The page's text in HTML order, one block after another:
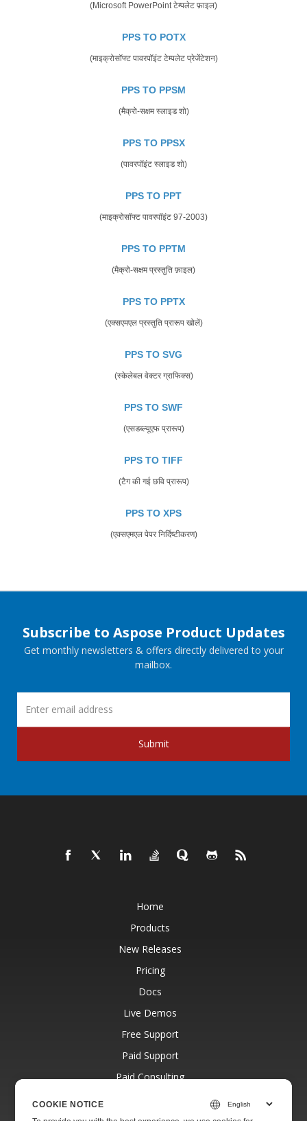
(Microsoft PowerPoint टेम्पलेट फ़ाइल)
PPS TO POTX
(माइक्रोसॉफ्ट पावरपॉइंट टेम्पलेट प्रेजेंटेशन)
PPS TO PPSM
(मैक्रो-सक्षम स्लाइड शो)
PPS TO PPSX
(पावरपॉइंट स्लाइड शो)
PPS TO PPT
(माइक्रोसॉफ्ट पावरपॉइंट 97-2003)
PPS TO PPTM
(मैक्रो-सक्षम प्रस्तुति फ़ाइल)
PPS TO PPTX
(एक्सएमएल प्रस्तुति प्रारूप खोलें)
PPS TO SVG
(स्केलेबल वेक्टर ग्राफिक्स)
PPS TO SWF
(एसडब्ल्यूएफ प्रारूप)
PPS TO TIFF
(टैग की गई छवि प्रारूप)
PPS TO XPS
(एक्सएमएल पेपर निर्दिष्टीकरण)
Subscribe to Aspose Product Updates
Get monthly newsletters & offers directly delivered to your
mailbox.
Submit
Home
Products
New Releases
Pricing
Docs
Live Demos
Free Support
Paid Support
Paid Consulting
COOKIE NOTICE